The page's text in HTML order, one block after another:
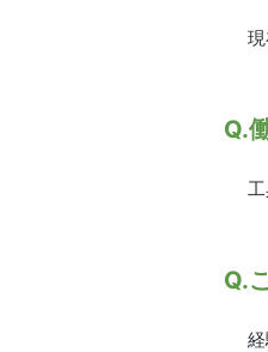
Q.
Q.